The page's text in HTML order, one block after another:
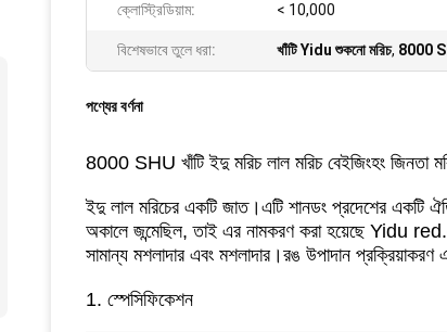
ক্লোস্ট্রিডিয়াম: < 10,000
বিশেষভাবে তুলে ধরা: খাঁটি Yidu শুকনো মরিচ, 8000
পণ্যের বর্ণনা
8000 SHU খাঁটি ইদু মরিচ লাল মরিচ বেইজিংহং জিনতা
ইদু লাল মরিচের একটি জাত।এটি শানডং প্রদেশের একটি
অকালে জন্মেছিল, তাই এর নামকরণ করা হয়েছে Yidu
সামান্য মশলাদার এবং মশলাদার।রঙ উপাদান প্রক্রিয়াকরণ
1. স্পেসিফিকেশন